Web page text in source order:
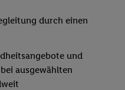
durch einen
und
ausgewählten